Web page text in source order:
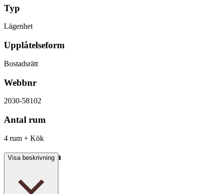
Typ
Lägenhet
Upplåtelseform
Bostadsrätt
Webbnr
2030-58102
Antal rum
4 rum + Kök
Boarea/Biarea
Visa beskrivning